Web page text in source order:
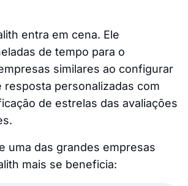
entra em cena. Ele
de tempo para o
similares ao configurar
resposta personalizadas com
de estrelas das avaliações
uma das grandes empresas
mais se beneficia: